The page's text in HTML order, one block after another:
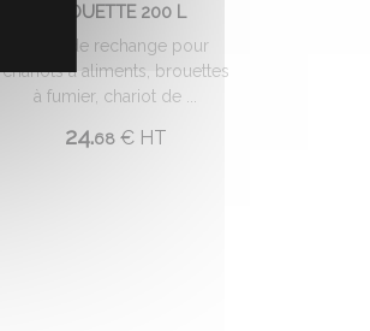
BROUETTE 200 L
Roue de rechange pour
chariots à aliments, brouettes
à fumier, chariot de ...
24.68 €HT